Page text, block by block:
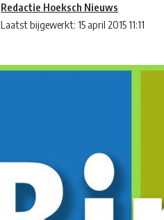
Laatst bijgewerkt: 15 april 2015 11:11
Redactie Hoeksch Nieuws